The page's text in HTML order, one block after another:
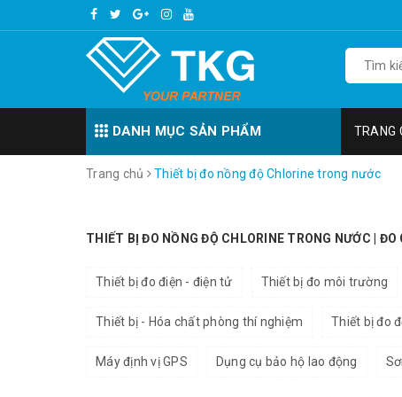
DANH MỤC SẢN PHẨM TRANG
Trang chủ Thiết bị đo nồng độ Chlorine trong nước
THIẾT BỊ ĐO NỒNG ĐỘ CHLORINE TRONG NƯỚC | ĐO
Thiết bị đo điện - điện tử Thiết bị đo môi trường
Thiết bị - Hóa chất phòng thí nghiệm Thiết bị đo
Máy định vị GPS Dụng cụ bảo hộ lao động